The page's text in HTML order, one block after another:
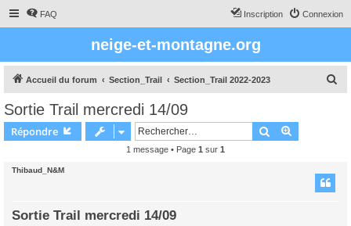
FAQ Connexion
Inscription
neige-et-montagne.org
Accueil du forum Section_Trail Section_Trail 2022-2023
Sortie Trail mercredi 14/09
Répondre Rechercher
1 message • Page 1 sur 1
Thibaud_N&M
Sortie Trail mercredi 14/09